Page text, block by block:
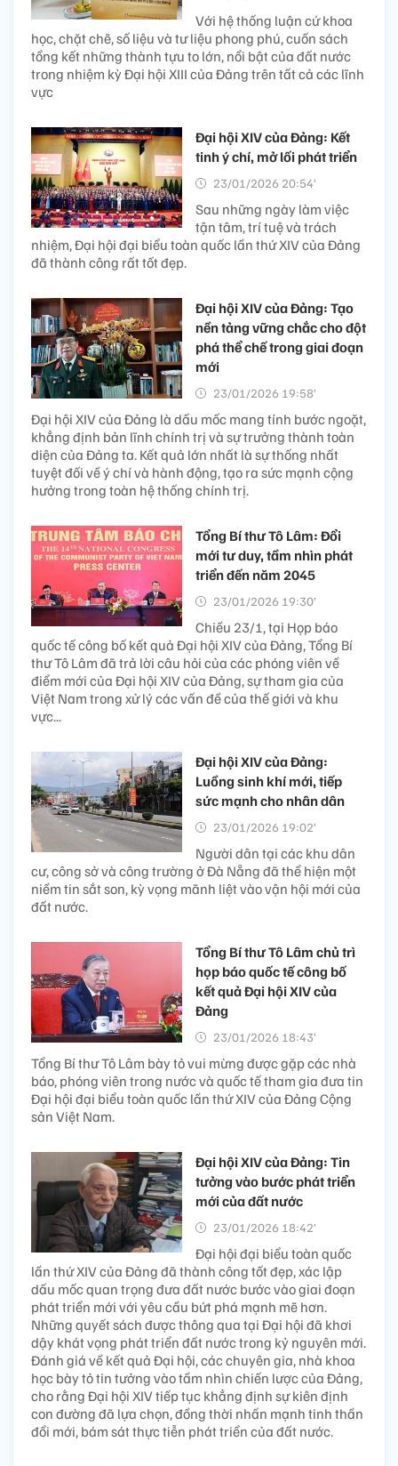
Với hệ thống luận cứ khoa
học, chặt chẽ, số liệu và tư liệu phong phú, cuốn sách
tổng kết những thành tựu to lớn, nổi bật của đất nước
trong nhiệm kỳ Đại hội XIII của Đảng trên tất cả các lĩnh
vực
Đại hội XIV của Đảng: Kết
tinh ý chí, mở lối phát triển
23/01/2026 20:54’
Sau những ngày làm việc
tận tâm, trí tuệ và trách
nhiệm, Đại hội đại biểu toàn quốc lần thứ XIV của Đảng
đã thành công rất tốt đẹp.
Đại hội XIV của Đảng: Tạo
nền tảng vững chắc cho đột
phá thể chế trong giai đoạn
mới
23/01/2026 19:58’
Đại hội XIV của Đảng là dấu mốc mang tính bước ngoặt,
khẳng định bản lĩnh chính trị và sự trưởng thành toàn
diện của Đảng ta. Kết quả lớn nhất là sự thống nhất
tuyệt đối về ý chí và hành động, tạo ra sức mạnh cộng
hưởng trong toàn hệ thống chính trị.
Tổng Bí thư Tô Lâm: Đổi
mới tư duy, tầm nhìn phát
triển đến năm 2045
23/01/2026 19:30’
Chiều 23/1, tại Họp báo
quốc tế công bố kết quả Đại hội XIV của Đảng, Tổng Bí
thư Tô Lâm đã trả lời câu hỏi của các phóng viên về
điểm mới của Đại hội XIV của Đảng, sự tham gia của
Việt Nam trong xử lý các vấn đề của thế giới và khu
vực...
Đại hội XIV của Đảng:
Luồng sinh khí mới, tiếp
sức mạnh cho nhân dân
23/01/2026 19:02’
Người dân tại các khu dân
cư, công sở và công trường ở Đà Nẵng đã thể hiện một
niềm tin sắt son, kỳ vọng mãnh liệt vào vận hội mới của
đất nước.
Tổng Bí thư Tô Lâm chủ trì
họp báo quốc tế công bố
kết quả Đại hội XIV của
Đảng
23/01/2026 18:43’
Tổng Bí thư Tô Lâm bày tỏ vui mừng được gặp các nhà
báo, phóng viên trong nước và quốc tế tham gia đưa tin
Đại hội đại biểu toàn quốc lần thứ XIV của Đảng Cộng
sản Việt Nam.
Đại hội XIV của Đảng: Tin
tưởng vào bước phát triển
mới của đất nước
23/01/2026 18:42’
Đại hội đại biểu toàn quốc
lần thứ XIV của Đảng đã thành công tốt đẹp, xác lập
dấu mốc quan trọng đưa đất nước bước vào giai đoạn
phát triển mới với yêu cầu bứt phá mạnh mẽ hơn.
Những quyết sách được thông qua tại Đại hội đã khơi
dậy khát vọng phát triển đất nước trong kỷ nguyên mới.
Đánh giá về kết quả Đại hội, các chuyên gia, nhà khoa
học bày tỏ tin tưởng vào tầm nhìn chiến lược của Đảng,
cho rằng Đại hội XIV tiếp tục khẳng định sự kiên định
con đường đã lựa chọn, đồng thời nhấn mạnh tinh thần
đổi mới, bám sát thực tiễn phát triển của đất nước.